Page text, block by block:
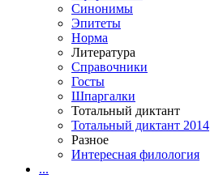
Синонимы
Эпитеты
Норма
Литература
Справочники
Госты
Шпаргалки
Тотальный диктант
Тотальный диктант 2014
Разное
Интересная филология
...